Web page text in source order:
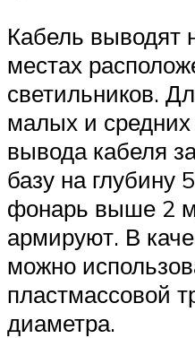
Кабель выводят
местах
светильников.
малых и
вывода кабеля
базу на глубину
фонарь выше 2
армируют. В
можно
пластмассовой
диаметра.